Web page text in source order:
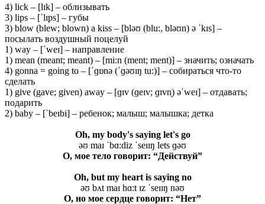
4) lick – [lɪk] – облизывать
3) lips – [ˈlɪps] – губы
3) blow (blew; blown) a kiss – [bləʊ (blu:, bləʊn) ə ˈkɪs] –
посылать воздушный поцелуй
1) way – [ˈweɪ] – направление
1) mean (meant; meant) – [mi:n (ment; ment)] – значить; означать
4) gonna = going to – [ˈɡɒnə (ˈɡəʊɪŋ tu:)] – собираться что-то
сделать
1) give (gave; given) away – [ɡɪv (ɡeɪv; ɡɪvn̩) əˈweɪ] – отдавать;
подарить
2) baby – [ˈbeɪbi] – ребенок; малыш; малышка; детка
Oh, my body's saying let's go
əʊ maɪ ˈbɑ:diz ˈseɪɪŋ lets ɡəʊ
О, мое тело говорит: “Действуй”
Oh, but my heart is saying no
əʊ bʌt maɪ hɑ:t ɪz ˈseɪɪŋ nəʊ
О, но мое сердце говорит: “Нет”